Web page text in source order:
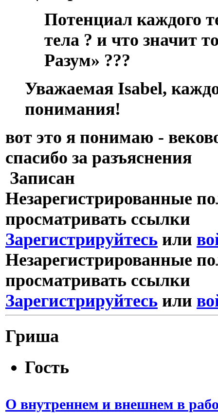
Потенциал каждого
тела ? и что значит
Разум» ???
Уважаемая Isabel,
понимания!
вот это я понимаю -
спасибо за разъяснения
Записан
Незарегистрированные
просматривать ссылки
Зарегистрируйтесь или
Незарегистрированные
просматривать ссылки
Зарегистрируйтесь или
Гриша
Гость
О внутреннем и внешнем в